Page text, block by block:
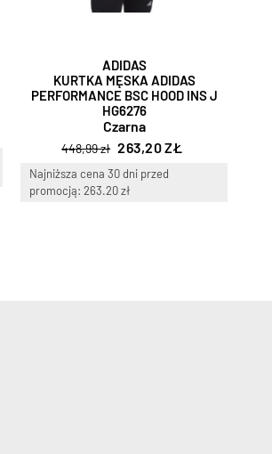
ADIDAS
KURTKA MĘSKA ADIDAS
PERFORMANCE BSC HOOD INS J
HG6276
Czarna
448,99 zł 263,20 ZŁ
Najniższa cena 30 dni przed
promocją: 263.20 zł